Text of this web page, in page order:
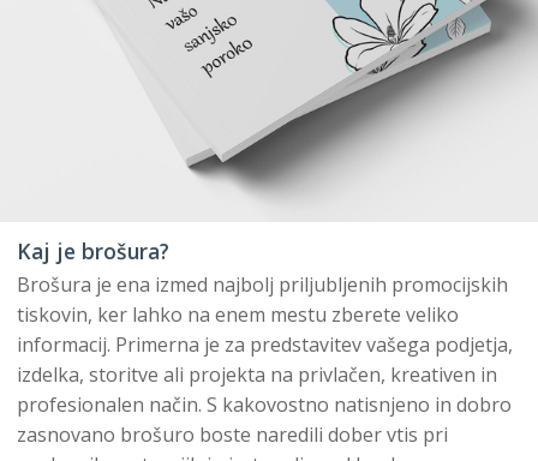
Kaj je brošura?
Brošura je ena izmed najbolj priljubljenih promocijskih
tiskovin, ker lahko na enem mestu zberete veliko
informacij. Primerna je za predstavitev vašega podjetja,
izdelka, storitve ali projekta na privlačen, kreativen in
profesionalen način. S kakovostno natisnjeno in dobro
zasnovano brošuro boste naredili dober vtis pri